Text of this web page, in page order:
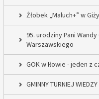
Żłobek „Maluch+” w
95. urodziny Pani
Warszawskiego
GOK w Iłowie - jeden z
GMINNY TURNIEJ